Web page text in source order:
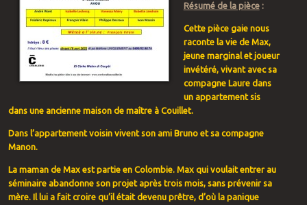
Résumé de la pièce:
Cette pièce gaie nous
raconte la vie de Max,
jeune marginal et joueur
invétéré, vivant avec sa
compagne Laure dans
un appartement sis
dans une ancienne maison de maître à Couillet.
Dans l’appartement voisin vivent son ami Bruno et sa compagne
Manon.
La maman de Max est partie en Colombie. Max qui voulait entrer au
séminaire abandonne son projet après trois mois, sans prévenir sa
mère. Il lui a fait croire qu’il était devenu prêtre, d’où la panique